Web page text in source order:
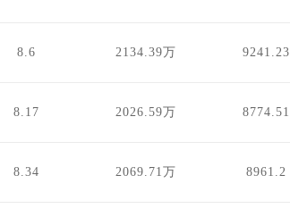
8.6 2134.39万 9241.23
8.17 2026.59万 8774.51
8.34 2069.71万 8961.2